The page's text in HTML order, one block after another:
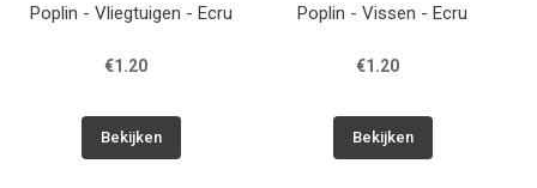
Poplin - Vliegtuigen - Ecru
€1.20
Bekijken
Poplin - Vissen - Ecru
€1.20
Bekijken